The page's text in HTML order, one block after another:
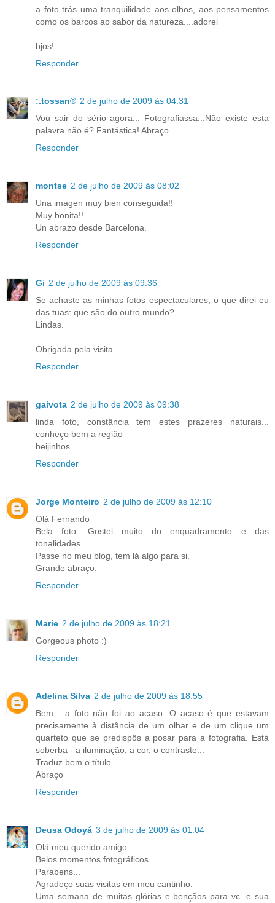
a foto trás uma tranquilidade aos olhos, aos pensamentos
como os barcos ao sabor da natureza....adorei
bjos!
Responder
:.tossan® 2 de julho de 2009 às 04:31
Vou sair do sério agora... Fotografiassa...Não existe esta
palavra não é? Fantástica! Abraço
Responder
montse 2 de julho de 2009 às 08:02
Una imagen muy bien conseguida!!
Muy bonita!!
Un abrazo desde Barcelona.
Responder
Gi 2 de julho de 2009 às 09:36
Se achaste as minhas fotos espectaculares, o que direi eu
das tuas: que são do outro mundo?
Lindas.
Obrigada pela visita.
Responder
gaivota 2 de julho de 2009 às 09:38
linda foto, constância tem estes prazeres naturais...
conheço bem a região
beijinhos
Responder
Jorge Monteiro 2 de julho de 2009 às 12:10
Olá Fernando
Bela foto. Gostei muito do enquadramento e das
tonalidades.
Passe no meu blog, tem lá algo para si.
Grande abraço.
Responder
Marie 2 de julho de 2009 às 18:21
Gorgeous photo :)
Responder
Adelina Silva 2 de julho de 2009 às 18:55
Bem... a foto não foi ao acaso. O acaso é que estavam
precisamente à distância de um olhar e de um clique um
quarteto que se predispôs a posar para a fotografia. Está
soberba - a iluminação, a cor, o contraste...
Traduz bem o título.
Abraço
Responder
Deusa Odoyá 3 de julho de 2009 às 01:04
Olá meu querido amigo.
Belos momentos fotográficos.
Parabens...
Agradeço suas visitas em meu cantinho.
Uma semana de muitas glórias e bençãos para vc. e sua